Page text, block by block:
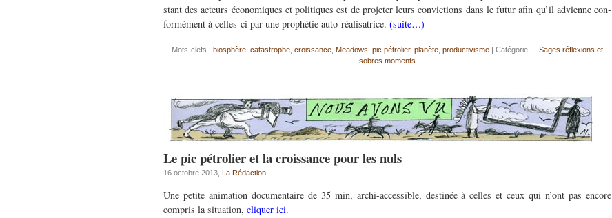
stant des acteurs économiques et poli­tiques est de pro­jeter leurs con­vic­tions dans le futur afin qu’il advi­enne con­
for­mé­ment à celles-ci par une prophétie auto-réalisatrice. (suite…)
Mots-clefs : biosphère catastrophe croissance Meadows pic pétrolier, planète productivisme | Catégorie : - Sages réflexions et
sobres moments
Le pic pétrolier et la croissance pour les nuls
16 octobre 2013, La Rédaction
Une petite animation documentaire de 35 min, archi-accessible, destinée à celles et ceux qui n’ont pas encore
compris la situation, cliquer ici.